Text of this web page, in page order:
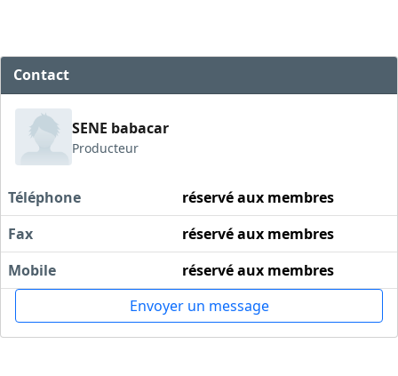
Contact
SENE babacar
Producteur
Téléphone
réservé aux membres
Fax
réservé aux membres
Mobile
réservé aux membres
Envoyer un message